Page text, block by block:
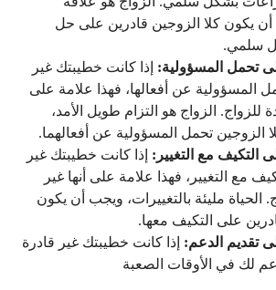
أن يكون كلا الزوجين قادرين على حل
سلمي.
تحمل المسؤولية: إذا كانت خطيبتك غير
المسؤولية عن أفعالها، فهذا علامة على
للزواج. الزواج هو التزام طويل الأمد،
الزوجين تحمل المسؤولية عن أفعالهما.
التكيف مع التغيير: إذا كانت خطيبتك غير
مع التغيير، فهذا علامة على أنها غير
الحياة مليئة بالتغييرات، ويجب أن يكون
على التكيف معها.
تقديم الدعم: إذا كانت خطيبتك غير قادرة
لك في الأوقات الصعبة